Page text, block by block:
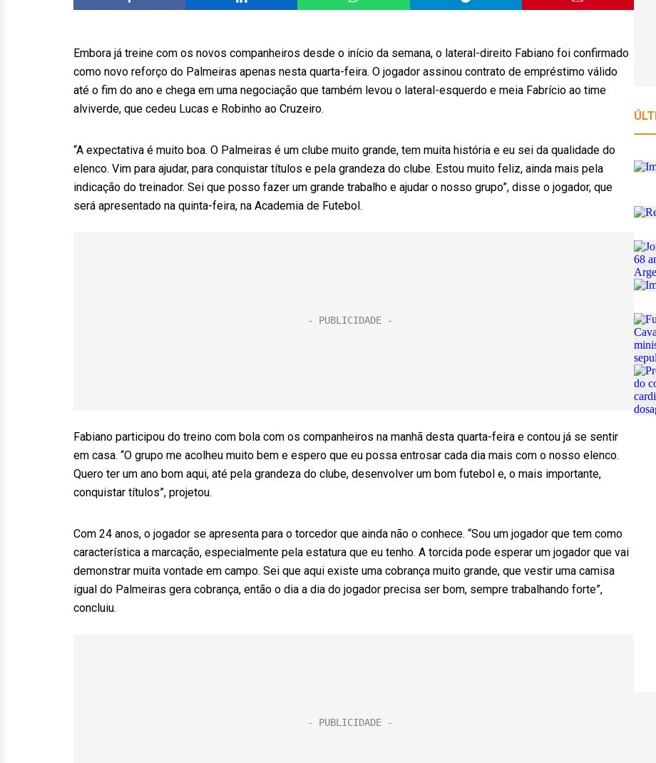
Embora já treine com os novos companheiros desde o início da semana, o lateral-direito Fabiano foi confirmado
como novo reforço do Palmeiras apenas nesta quarta-feira. O jogador assinou contrato de empréstimo válido
até o fim do ano e chega em uma negociação que também levou o lateral-esquerdo e meia Fabrício ao time
alviverde, que cedeu Lucas e Robinho ao Cruzeiro.
“A expectativa é muito boa. O Palmeiras é um clube muito grande, tem muita história e eu sei da qualidade do
elenco. Vim para ajudar, para conquistar títulos e pela grandeza do clube. Estou muito feliz, ainda mais pela
indicação do treinador. Sei que posso fazer um grande trabalho e ajudar o nosso grupo”, disse o jogador, que
será apresentado na quinta-feira, na Academia de Futebol.
Fabiano participou do treino com bola com os companheiros na manhã desta quarta-feira e contou já se sentir
em casa. “O grupo me acolheu muito bem e espero que eu possa entrosar cada dia mais com o nosso elenco.
Quero ter um ano bom aqui, até pela grandeza do clube, desenvolver um bom futebol e, o mais importante,
conquistar títulos”, projetou.
Com 24 anos, o jogador se apresenta para o torcedor que ainda não o conhece. “Sou um jogador que tem como
característica a marcação, especialmente pela estatura que eu tenho. A torcida pode esperar um jogador que vai
demonstrar muita vontade em campo. Sei que aqui existe uma cobrança muito grande, que vestir uma camisa
igual do Palmeiras gera cobrança, então o dia a dia do jogador precisa ser bom, sempre trabalhando forte”,
concluiu.